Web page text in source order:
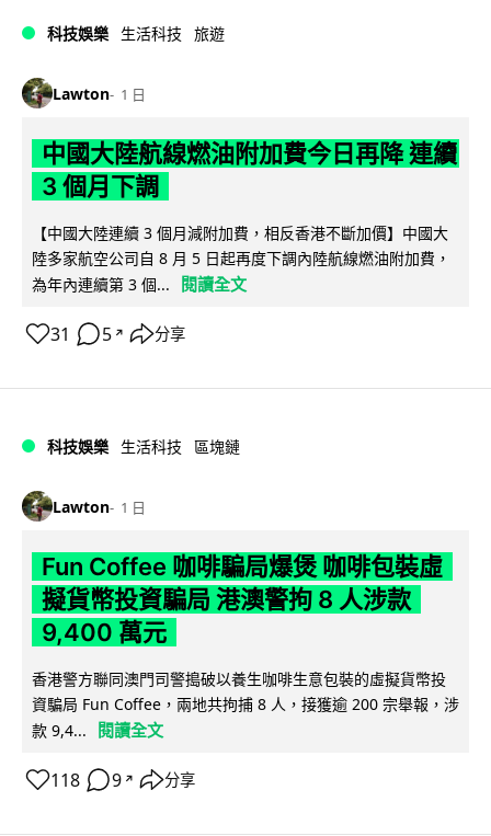
科技娛樂 生活科技 旅遊
Lawton 1 日
中國大陸航線燃油附加費今日再降 連續
3 個月下調
【中國大陸連續 3 個月減附加費，相反香港不斷加價】中國大
陸多家航空公司自 8 月 5 日起再度下調內陸航線燃油附加費，
為年內連續第 3 個...
閱讀全文
31 5 ↗ 分享
科技娛樂 生活科技 區塊鏈
Lawton 1 日
Fun Coffee 咖啡騙局爆煲 咖啡包裝虛
擬貨幣投資騙局 港澳警拘 8 人涉款
9,400 萬元
香港警方聯同澳門司警搗破以養生咖啡生意包裝的虛擬貨幣投
資騙局 Fun Coffee，兩地共拘捕 8 人，接獲逾 200 宗舉報，涉
款 9,4...
閱讀全文
118 9 ↗ 分享